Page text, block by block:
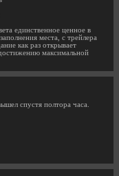
единственное ценное в
места, с трейлера
как раз открывает
максимальной
спустя полтора часа.